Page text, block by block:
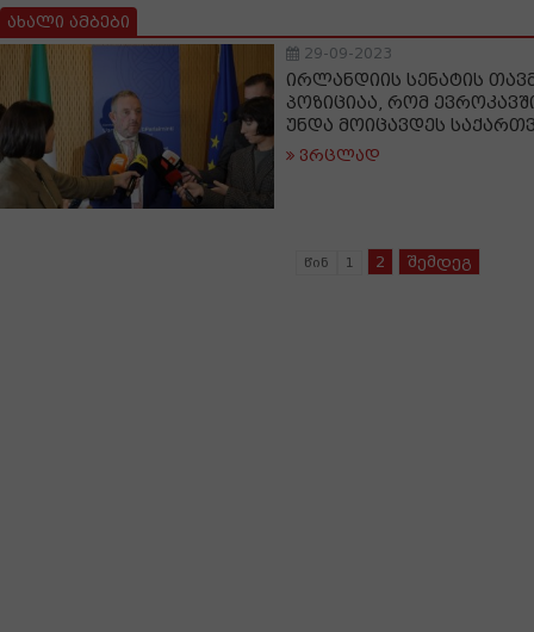
ახალი ამბები
29-09-2023
ირლანდიის სენატის
პოზიციაა, რომ
უნდა მოიცავდეს
ვრცლად
წინ 1 2 შემდეგ